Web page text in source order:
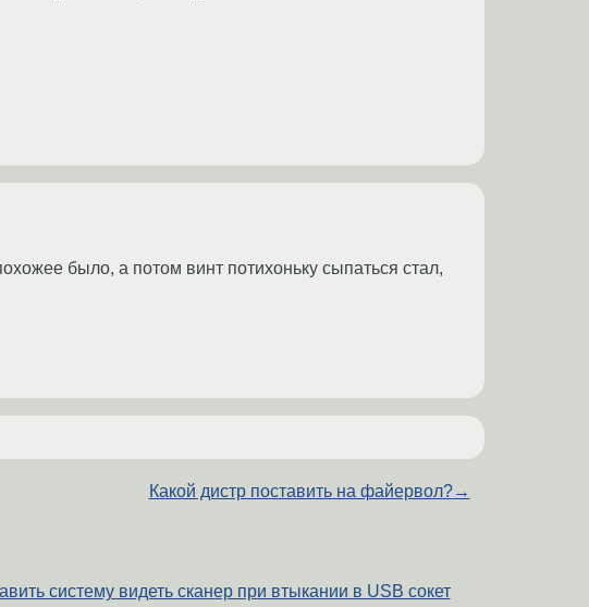
было, а потом винт потихоньку сыпаться стал,
Какой дистр поставить на файервол?→
систему видеть сканер при втыкании в USB сокет